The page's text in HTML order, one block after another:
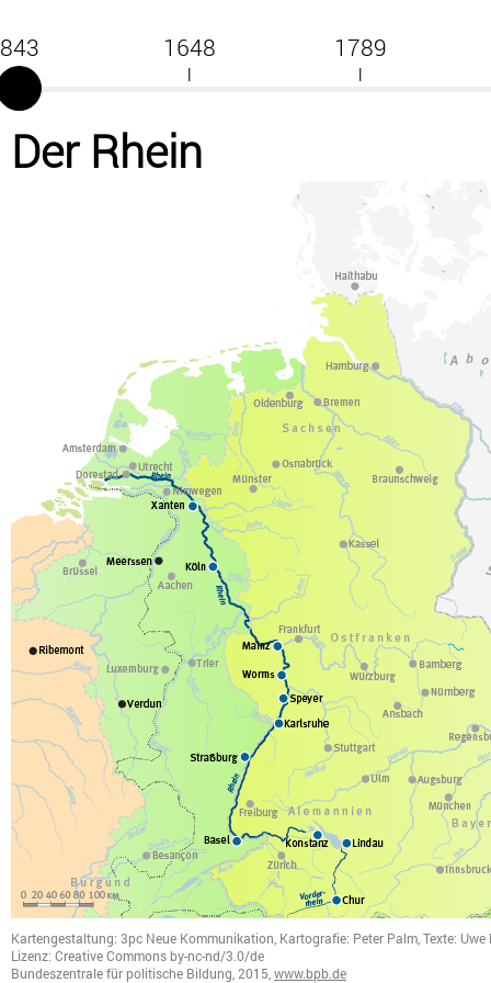
843
|
1648
|
1789
|
Der Rhein
Kartengestaltung: 3pc Neue Kommunikation, Kartografie: Peter Palm, Texte: Uwe
Lizenz: Creative Commons by-nc-nd/3.0/de
Bundeszentrale für politische Bildung, 2015, www.bpb.de